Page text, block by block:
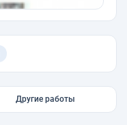
Другие работы